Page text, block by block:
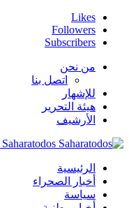
Likes
Followers
Subscribers
من نحن
اتصل بنا
للإشهار
هيئة التحرير
الأرشيف
الرئيسية
أخبار الصحراء
سياسة